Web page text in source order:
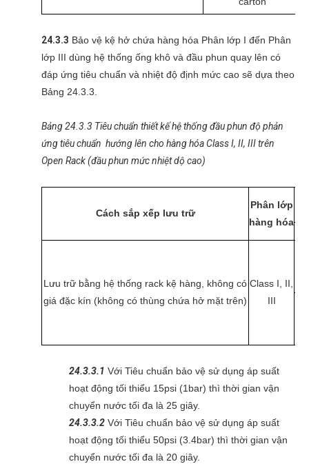
24.3.3 Bảo vệ kệ hở chứa hàng hóa Phân lớp I đến Phân
lớp III dùng hệ thống ống khô và đầu phun quay lên có
đáp ứng tiêu chuẩn và nhiệt độ định mức cao sẽ dựa theo
Bảng 24.3.3.
Bảng 24.3.3 Tiêu chuẩn thiết kế hệ thống đầu phun độ phản
ứng tiêu chuẩn hướng lên cho hàng hóa Class I, II, III trên
Open Rack (đầu phun mức nhiệt dộ cao)
Cách sắp xếp lưu trữ
Phân lớp
hàng hóa
Lưu trữ bằng hệ thống rack kệ hàng, không có
giá đặc kín (không có thùng chứa hở mặt trên)
Class I, II,
III
24.3.3.1 Với Tiêu chuẩn bảo vệ sử dụng áp suất
hoạt động tối thiểu 15psi (1bar) thì thời gian vận
chuyển nước tối đa là 25 giây.
24.3.3.2 Với Tiêu chuẩn bảo vệ sử dụng áp suất
hoạt động tối thiểu 50psi (3.4bar) thì thời gian vận
chuyển nước tối đa là 20 giây.